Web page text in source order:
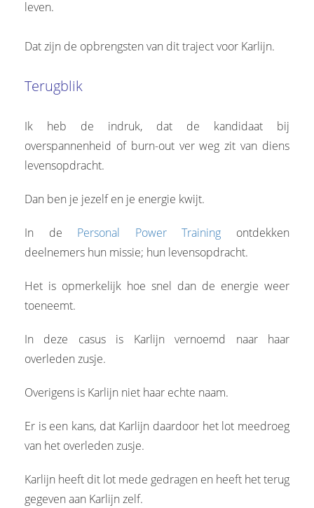
leven.
Dat zijn de opbrengsten van dit traject voor Karlijn.
Terugblik
Ik heb de indruk, dat de kandidaat bij
overspannenheid of burn-out ver weg zit van diens
levensopdracht.
Dan ben je jezelf en je energie kwijt.
In de Personal Power Training ontdekken
deelnemers hun missie; hun levensopdracht.
Het is opmerkelijk hoe snel dan de energie weer
toeneemt.
In deze casus is Karlijn vernoemd naar haar
overleden zusje.
Overigens is Karlijn niet haar echte naam.
Er is een kans, dat Karlijn daardoor het lot meedroeg
van het overleden zusje.
Karlijn heeft dit lot mede gedragen en heeft het terug
gegeven aan Karlijn zelf.